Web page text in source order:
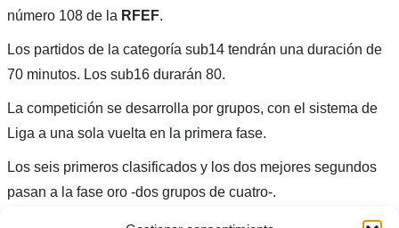
número 108 de la RFEF.
Los partidos de la categoría sub14 tendrán una duración de
70 minutos. Los sub16 durarán 80.
La competición se desarrolla por grupos, con el sistema de
Liga a una sola vuelta en la primera fase.
Los seis primeros clasificados y los dos mejores segundos
pasan a la fase oro -dos grupos de cuatro-.